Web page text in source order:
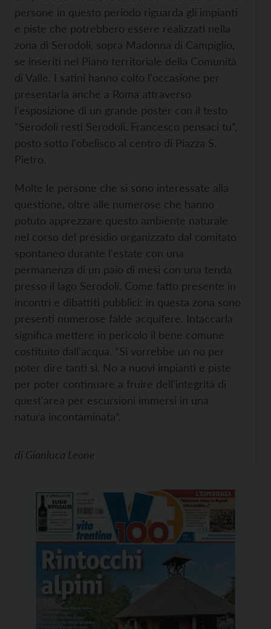
persone in questo periodo riguarda gli impianti
e piste che potrebbero essere realizzati nella
zona di Serodoli, sopra Madonna di Campiglio,
se inseriti nel Piano territoriale della Comunità
di Valle. I satini hanno colto l'occasione per
presentarla anche a Roma attraverso
l'esposizione di un grande poster con il testo
“Serodoli resti Serodoli. Francesco pensaci tu”,
posto sotto l'obelisco al centro di Piazza S.
Pietro.
Molte le persone che si sono interessate alla
questione, oltre alle numerose che hanno
potuto apprezzare questo ambiente naturale
nel corso del presidio organizzato dal comitato
spontaneo durante l'estate con una
permanenza di un paio di mesi con una tenda
presso il lago Serodoli. Come fatto presente in
incontri e dibattiti pubblici: in questa zona sono
presenti numerose falde acquifere. Intaccarla
significa mettere in pericolo il bene comune
costituito dall'acqua. “Si vorrebbe un no per
poter dire tanti sì. No a nuovi impianti e piste
per poter continuare a fruire dell'integrità di
quest'area per escursioni immersi in una
natura incontaminata”.
di Gianluca Leone